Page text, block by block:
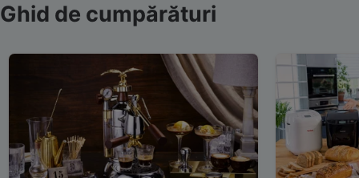
Ghid de cumpărături